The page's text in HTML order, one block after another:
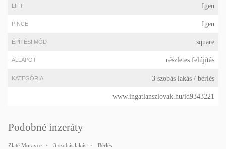
LIFT Igen
PINCE Igen
ÉPÍTÉSI MÓD square
ÁLLAPOT részletes felújítás
KATEGÓRIA 3 szobás lakás / bérlés
www.ingatlanszlovak.hu/id9343221
Podobné inzeráty
Zlaté Moravce 3 szobás lakás Bérlés